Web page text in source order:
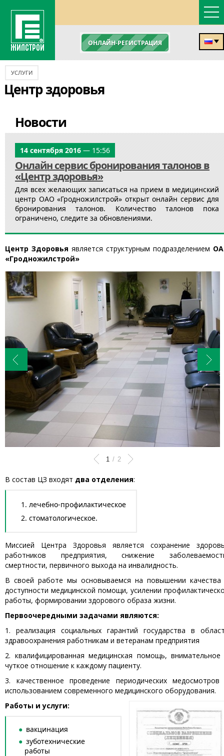
ОНЛАЙН-РЕГИСТРАЦИЯ
УСЛУГИ
Центр здоровья
Новости
14 сентября 2016 — 15:56
Онлайн сервис бронирования талонов в
«Центр здоровья»
Для всех желающих записаться на прием в медицинский
центр ОАО «Гродножилстрой» открыт онлайн сервис для
бронирования талонов. Количество талонов пока
ограничено, следите за обновлениями.
Центр Здоровья является структурным подразделением
«Гродножилстрой»
1 / 2
В состав ЦЗ входят два отделения:
лечебно-профилактическое
стоматологическое.
Миссией Центра Здоровья является сохранение
работников предприятия, снижение
смертности, первичного выхода на инвалидность.
В своей работе мы основываемся на повышении качества
доступности медицинской помощи, усилении
работы, формировании здорового образа жизни.
Первоочередными задачами являются:
1. реализация социальных гарантий государства в
здравоохранения работникам и ветеранам предприятия
2. квалифицированная медицинская помощь,
чуткое отношение к каждому пациенту.
3. качественное проведение периодических медосмотров
использованием современного медицинского оборудования.
Работы и услуги:
вакцинация
зуботехнические
работы